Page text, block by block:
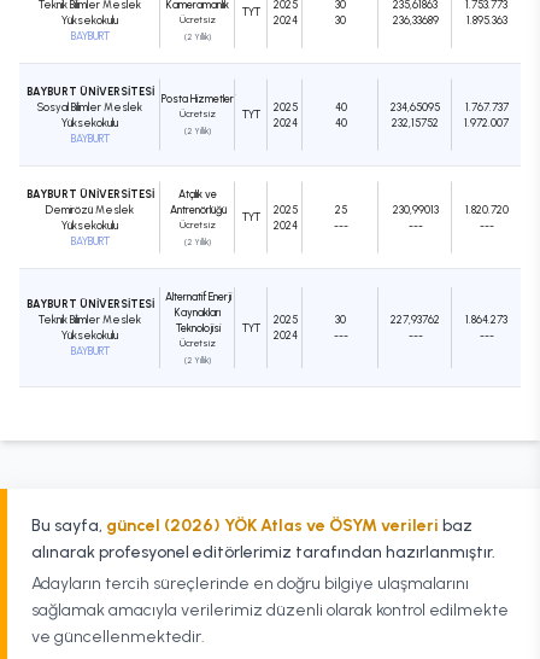
Teknik Bilimler Meslek
Yüksekokulu
BAYBURT
Kameramanlık
Ücretsiz
(2 Yıllık)
TYT
2025
2024
30
30
235,61863
236,33689
1.753.773
1.895.363
BAYBURT ÜNİVERSİTESİ
Sosyal Bilimler Meslek
Yüksekokulu
BAYBURT
Posta Hizmetleri
Ücretsiz
(2 Yıllık)
TYT
2025
2024
40
40
234,65095
232,15752
1.767.737
1.972.007
BAYBURT ÜNİVERSİTESİ
Demirözü Meslek
Yüksekokulu
BAYBURT
Atçılık ve
Antrenörlüğü
Ücretsiz
(2 Yıllık)
TYT
2025
2024
25
---
230,99013
---
1.820.720
---
BAYBURT ÜNİVERSİTESİ
Teknik Bilimler Meslek
Yüksekokulu
BAYBURT
Alternatif Enerji
Kaynakları
Teknolojisi
Ücretsiz
(2 Yıllık)
TYT
2025
2024
30
---
227,93762
---
1.864.273
---
Bu sayfa, güncel (2026) YÖK Atlas ve ÖSYM verileri baz
alınarak profesyonel editörlerimiz tarafından hazırlanmıştır.
Adayların tercih süreçlerinde en doğru bilgiye ulaşmalarını
sağlamak amacıyla verilerimiz düzenli olarak kontrol edilmekte
ve güncellenmektedir.